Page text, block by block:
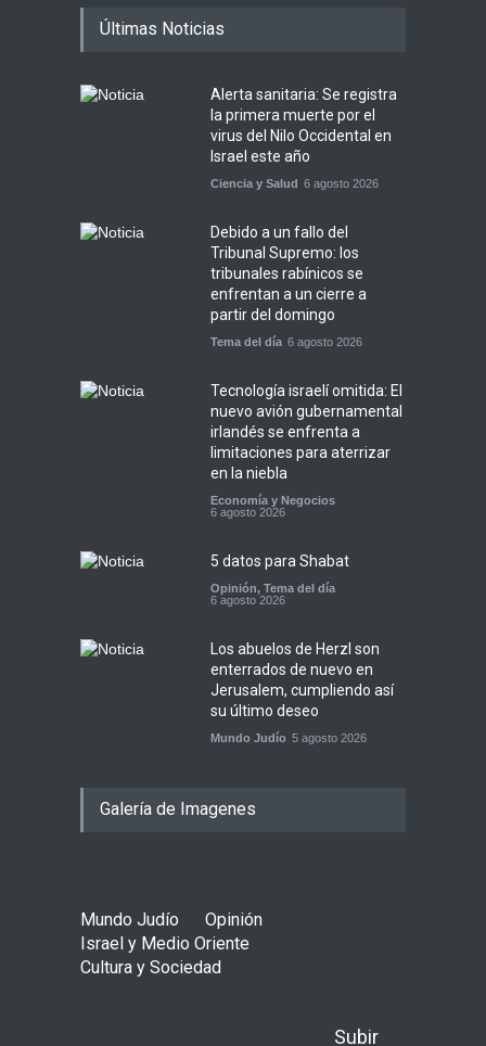
Últimas Noticias
Alerta sanitaria: Se registra
la primera muerte por el
virus del Nilo Occidental en
Israel este año
Ciencia y Salud 6 agosto 2026
Debido a un fallo del
Tribunal Supremo: los
tribunales rabínicos se
enfrentan a un cierre a
partir del domingo
Tema del día 6 agosto 2026
Tecnología israelí omitida: El
nuevo avión gubernamental
irlandés se enfrenta a
limitaciones para aterrizar
en la niebla
Economía y Negocios
6 agosto 2026
5 datos para Shabat
Opinión, Tema del día
6 agosto 2026
Los abuelos de Herzl son
enterrados de nuevo en
Jerusalem, cumpliendo así
su último deseo
Mundo Judío 5 agosto 2026
Galería de Imagenes
Mundo Judío
Opinión
Israel y Medio Oriente
Cultura y Sociedad
Subir